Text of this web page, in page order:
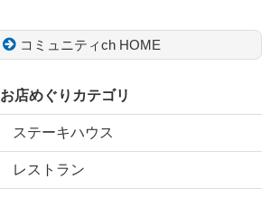
コミュニティch HOME
お店めぐりカテゴリ
ステーキハウス
レストラン